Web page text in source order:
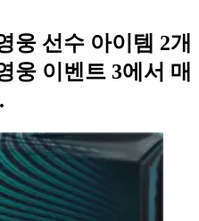
웅 선수 아이템 2개
웅 이벤트 3에서 매